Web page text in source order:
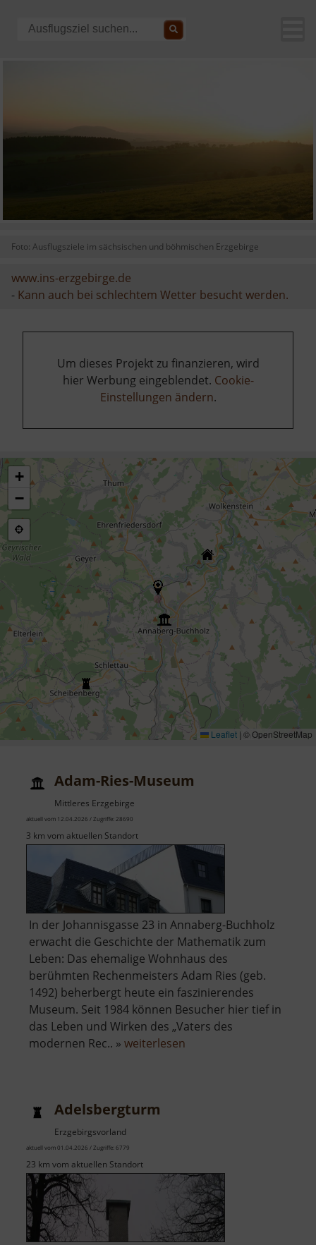
Foto: Ausflugsziele im sächsischen und böhmischen Erzgebirge
www.ins-erzgebirge.de
- Kann auch bei schlechtem Wetter besucht werden.
Um dieses Projekt zu finanzieren, wird
hier Werbung eingeblendet. Cookie-
Einstellungen ändern.
+
−
Leaflet | © OpenStreetMap
Adam-Ries-Museum
Mittleres Erzgebirge
aktuell vom 12.04.2026 / Zugriffe: 28690
3 km vom aktuellen Standort
In der Johannisgasse 23 in Annaberg-Buchholz
erwacht die Geschichte der Mathematik zum
Leben: Das ehemalige Wohnhaus des
berühmten Rechenmeisters Adam Ries (geb.
1492) beherbergt heute ein faszinierendes
Museum. Seit 1984 können Besucher hier tief in
das Leben und Wirken des „Vaters des
modernen Rec.. » weiterlesen
Adelsbergturm
Erzgebirgsvorland
aktuell vom 01.04.2026 / Zugriffe: 6779
23 km vom aktuellen Standort